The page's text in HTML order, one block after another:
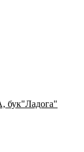
бук"Ладога"